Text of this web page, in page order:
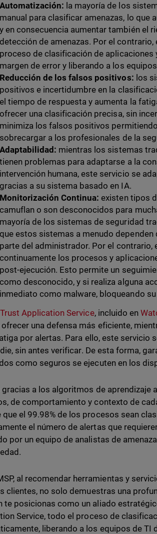
Automatización: la mayoría de los
manual para clasificar amenazas, lo que
y en consecuencia aumentar también el
detección de amenazas. Por el
proceso de clasificación de
margen de error y liberando a los
Reducción de los falsos positivos: los
positivos e incertidumbre en la
el tiempo de respuesta y aumenta la
ofrecer una clasificación precisa, sin
minimiza los falsos positivos
sobrecargar a los profesionales de la
Adaptabilidad: mientras los sistemas
tienen problemas para adaptarse a la
intervención humana, este servicio se
gracias a su sistema basado en IA.
Monitorización Continua: existen tipos
camuflan o son desconocidos para
mayoría de los sistemas de seguridad
que estos sistemas a menudo
parte del administrador. Por el contrario,
continuamente los procesos y
post-ejecución. Esto permite un
como desconocido, y si realiza alguna
inmediato como malware, bloqueando
Application Service, incluido en
una defensa más eficiente,
por alertas. Para ello, este servicio
sin antes verificar. De esta forma,
como seguros se ejecuten en los
gracias a los algoritmos de aprendizaje
de comportamiento y contexto de
que el 99.98% de los procesos sean
el número de alertas que
por un equipo de analistas de
al recomendar herramientas y
clientes, no solo demuestras una
te posicionas como un aliado
Service, todo el proceso de
liberando a los equipos de TI